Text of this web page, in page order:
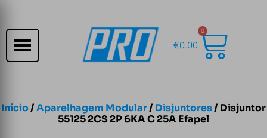
€0.00
0
Início/Aparelhagem Modular/ Disjuntores/ Disjuntor
55125 2CS 2P 6KA C 25A Efapel